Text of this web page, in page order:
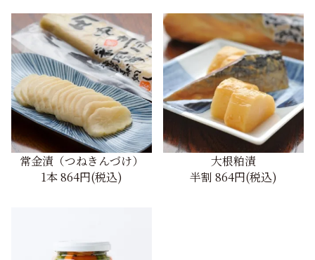
常金漬（つねきんづけ）
1本864円(税込)
大根粕漬
半割 864円(税込)